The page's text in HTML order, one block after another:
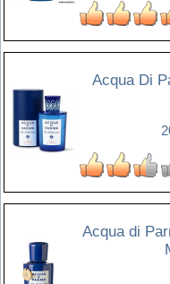
Acqua Di
Acqua di